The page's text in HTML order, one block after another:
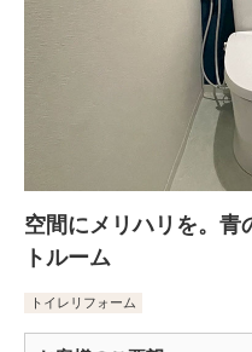
空間にメリハリを。青
トルーム
トイレリフォーム